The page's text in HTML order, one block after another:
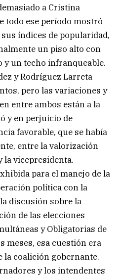
a Cristina
todo ese período mostró
índices de popularidad,
un piso alto con
un techo infranqueable.
y Rodríguez Larreta
pero las variaciones y
entre ambos están a la
y en perjuicio de
favorable, que se había
entre la valorización
la vicepresidenta.
para el manejo de la
política con la
discusión sobre la
de las elecciones
y Obligatorias de
meses, esa cuestión era
coalición gobernante.
y los intendentes